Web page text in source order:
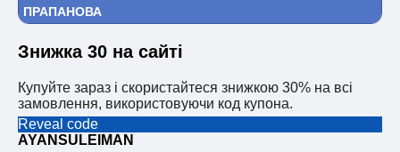
ПРАПАНОВА
Знижка 30 на сайті
Купуйте зараз і скористайтеся знижкою 30% на всі
замовлення, використовуючи код купона.
Reveal code
AYANSULEIMAN